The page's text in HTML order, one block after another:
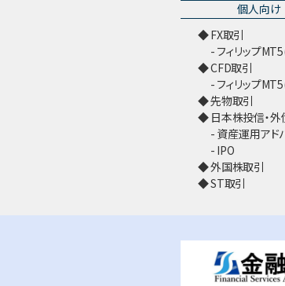
個人向け
FX取引
フィリップ
CFD取引
フィリップ
先物取引
日本株投信・外
資産運用アド
IPO
外国株取引
ST取引